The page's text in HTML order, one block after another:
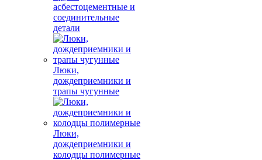
асбестоцементные и
соединительные
детали
Люки,
дождеприемники и
трапы чугунные
Люки,
дождеприемники и
колодцы полимерные